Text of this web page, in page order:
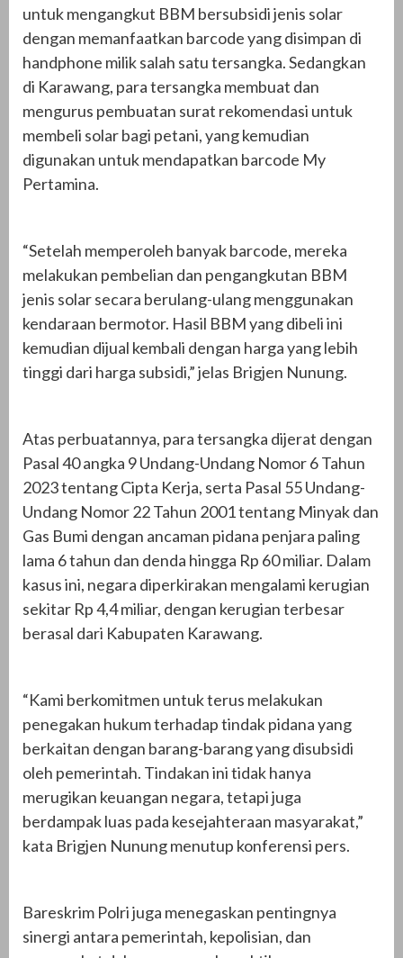
untuk mengangkut BBM bersubsidi jenis solar
dengan memanfaatkan barcode yang disimpan di
handphone milik salah satu tersangka. Sedangkan
di Karawang, para tersangka membuat dan
mengurus pembuatan surat rekomendasi untuk
membeli solar bagi petani, yang kemudian
digunakan untuk mendapatkan barcode My
Pertamina.
“Setelah memperoleh banyak barcode, mereka
melakukan pembelian dan pengangkutan BBM
jenis solar secara berulang-ulang menggunakan
kendaraan bermotor. Hasil BBM yang dibeli ini
kemudian dijual kembali dengan harga yang lebih
tinggi dari harga subsidi,” jelas Brigjen Nunung.
Atas perbuatannya, para tersangka dijerat dengan
Pasal 40 angka 9 Undang-Undang Nomor 6 Tahun
2023 tentang Cipta Kerja, serta Pasal 55 Undang-
Undang Nomor 22 Tahun 2001 tentang Minyak dan
Gas Bumi dengan ancaman pidana penjara paling
lama 6 tahun dan denda hingga Rp 60 miliar. Dalam
kasus ini, negara diperkirakan mengalami kerugian
sekitar Rp 4,4 miliar, dengan kerugian terbesar
berasal dari Kabupaten Karawang.
“Kami berkomitmen untuk terus melakukan
penegakan hukum terhadap tindak pidana yang
berkaitan dengan barang-barang yang disubsidi
oleh pemerintah. Tindakan ini tidak hanya
merugikan keuangan negara, tetapi juga
berdampak luas pada kesejahteraan masyarakat,”
kata Brigjen Nunung menutup konferensi pers.
Bareskrim Polri juga menegaskan pentingnya
sinergi antara pemerintah, kepolisian, dan